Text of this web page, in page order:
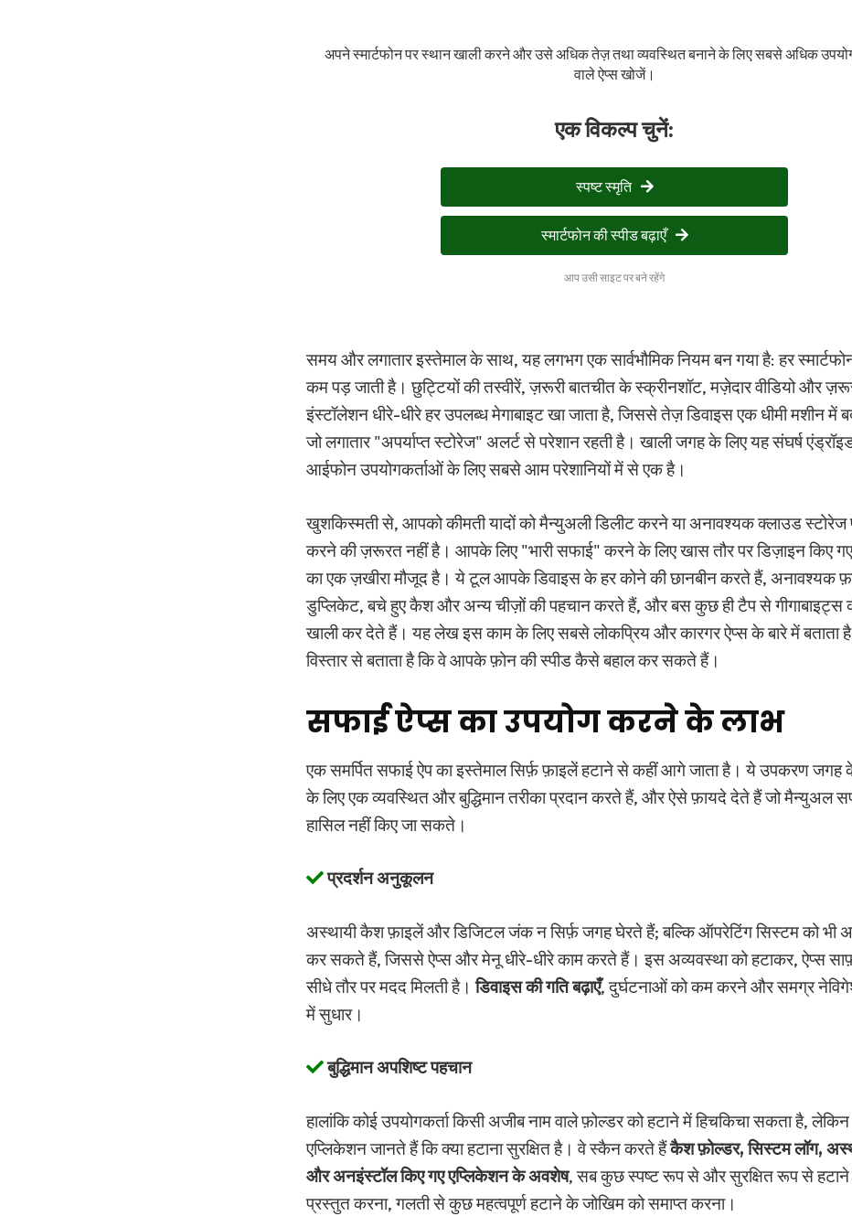
अपने स्मार्टफोन पर स्थान खाली करने और उसे अधिक तेज़ तथा व्यवस्थित बनाने के लिए सबसे अधिक
वाले ऐप्स खोजें।
एक विकल्प चुनें:
स्पष्ट स्मृति
स्मार्टफोन की स्पीड बढ़ाएँ
आप उसी साइट पर बने रहेंगे
समय और लगातार इस्तेमाल के साथ, यह लगभग एक सार्वभौमिक नियम बन गया है: हर
कम पड़ जाती है। छुट्टियों की तस्वीरें, ज़रूरी बातचीत के स्क्रीनशॉट, मज़ेदार वीडियो और
इंस्टॉलेशन धीरे-धीरे हर उपलब्ध मेगाबाइट खा जाता है, जिससे तेज़ डिवाइस एक धीमी मशीन में
जो लगातार "अपर्याप्त स्टोरेज" अलर्ट से परेशान रहती है। खाली जगह के लिए यह संघर्ष
आईफोन उपयोगकर्ताओं के लिए सबसे आम परेशानियों में से एक है।
खुशकिस्मती से, आपको कीमती यादों को मैन्युअली डिलीट करने या अनावश्यक क्लाउड स्टोरेज
करने की ज़रूरत नहीं है। आपके लिए "भारी सफाई" करने के लिए खास तौर पर डिज़ाइन किए गए
का एक ज़खीरा मौजूद है। ये टूल आपके डिवाइस के हर कोने की छानबीन करते हैं, अनावश्यक
डुप्लिकेट, बचे हुए कैश और अन्य चीज़ों की पहचान करते हैं, और बस कुछ ही टैप से गीगाबाइट्स
खाली कर देते हैं। यह लेख इस काम के लिए सबसे लोकप्रिय और कारगर ऐप्स के बारे में बताता
विस्तार से बताता है कि वे आपके फ़ोन की स्पीड कैसे बहाल कर सकते हैं।
सफाई ऐप्स का उपयोग करने के लाभ
एक समर्पित सफाई ऐप का इस्तेमाल सिर्फ़ फ़ाइलें हटाने से कहीं आगे जाता है। ये उपकरण जगह
के लिए एक व्यवस्थित और बुद्धिमान तरीका प्रदान करते हैं, और ऐसे फ़ायदे देते हैं जो मैन्युअल
हासिल नहीं किए जा सकते।
प्रदर्शन अनुकूलन
अस्थायी कैश फ़ाइलें और डिजिटल जंक न सिर्फ़ जगह घेरते हैं; बल्कि ऑपरेटिंग सिस्टम को भी
कर सकते हैं, जिससे ऐप्स और मेनू धीरे-धीरे काम करते हैं। इस अव्यवस्था को हटाकर, ऐप्स
सीधे तौर पर मदद मिलती है।डिवाइस की गति बढ़ाएँ, दुर्घटनाओं को कम करने और समग्र
में सुधार।
बुद्धिमान अपशिष्ट पहचान
हालांकि कोई उपयोगकर्ता किसी अजीब नाम वाले फ़ोल्डर को हटाने में हिचकिचा सकता है,
एप्लिकेशन जानते हैं कि क्या हटाना सुरक्षित है। वे स्कैन करते हैंकैश फ़ोल्डर, सिस्टम लॉग,
और अनइंस्टॉल किए गए एप्लिकेशन के अवशेष, सब कुछ स्पष्ट रूप से और सुरक्षित रूप से हटाने
प्रस्तुत करना, गलती से कुछ महत्वपूर्ण हटाने के जोखिम को समाप्त करना।